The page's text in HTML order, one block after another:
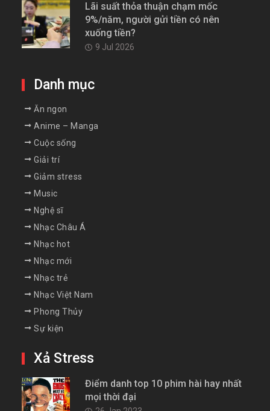
Lãi suất thỏa thuận chạm mốc
9%/năm, người gửi tiền có nên
xuống tiền?
9 Jul 2026
Danh mục
Ăn ngon
Anime – Manga
Cuộc sống
Giải trí
Giảm stress
Music
Nghệ sĩ
Nhạc Châu Á
Nhạc hot
Nhạc mới
Nhạc trẻ
Nhạc Việt Nam
Phong Thủy
Sự kiện
Xả Stress
Điểm danh top 10 phim hài hay nhất
mọi thời đại